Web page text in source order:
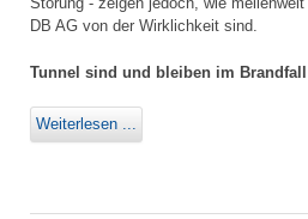
DB AG von der Wirklichkeit sind.
Tunnel sind und bleiben im
Weiterlesen ...